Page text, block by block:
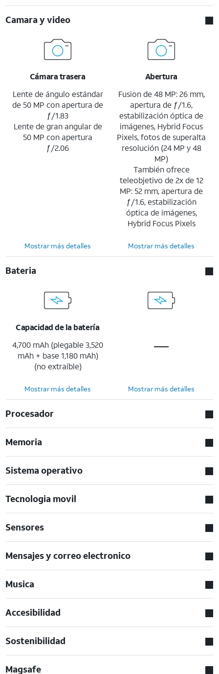
Camara y video
Cámara trasera
Lente de ángulo estándar
de 50 MP con apertura de
ƒ/1.83
Lente de gran angular de
50 MP con apertura
ƒ/2.06
Abertura
Fusion de 48 MP: 26 mm,
apertura de ƒ/1.6,
estabilización óptica de
imágenes, Hybrid Focus
Pixels, fotos de superalta
resolución (24 MP y 48
MP)
También ofrece
teleobjetivo de 2x de 12
MP: 52 mm, apertura de
ƒ/1.6, estabilización
óptica de imágenes,
Hybrid Focus Pixels
Mostrar más detalles Mostrar más detalles
Bateria
Capacidad de la batería
4,700 mAh (plegable 3,520
mAh + base 1,180 mAh)
(no extraíble)
Mostrar más detalles Mostrar más detalles
Procesador
Memoria
Sistema operativo
Tecnologia movil
Sensores
Mensajes y correo electronico
Musica
Accesibilidad
Sostenibilidad
Magsafe